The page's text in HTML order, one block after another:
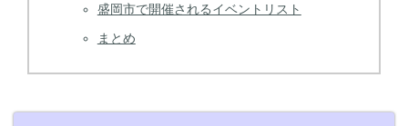
盛岡市で開催されるイベントリスト
まとめ